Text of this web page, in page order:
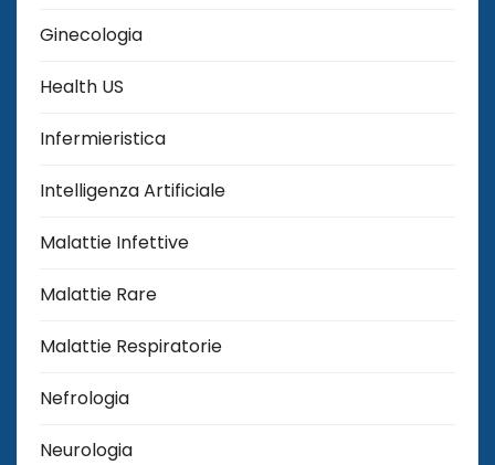
Ginecologia
Health US
Infermieristica
Intelligenza Artificiale
Malattie Infettive
Malattie Rare
Malattie Respiratorie
Nefrologia
Neurologia